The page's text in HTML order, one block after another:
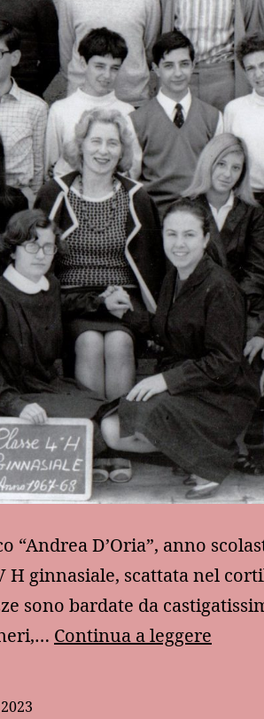
“Andrea D’Oria”, anno
H ginnasiale, scattata nel
sono bardate da
Continua a leggere